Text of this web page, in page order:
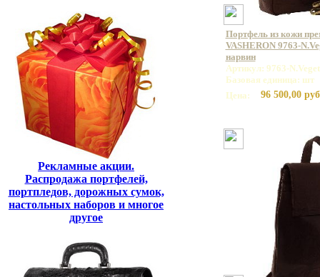
Рекламные акции.
Распродажа портфелей,
портпледов, дорожных сумок,
настольных наборов и многое
другое
Портфель из кожи
VASHERON 9763-
нарвин
Артикул: 9763-
Базовая единица: шт
Цена:
96 500,00